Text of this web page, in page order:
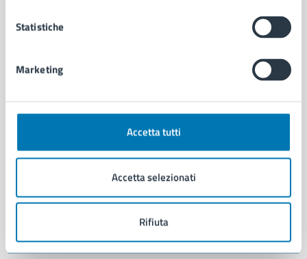
Statistiche
Marketing
Accetta tutti
Accetta selezionati
Rifiuta
Ambiente
Autorizzazioni
Educazione e formazione
Giustizia e sicurezza pubblica
Imprese e commercio
Vita lavorativa
NOVITÀ